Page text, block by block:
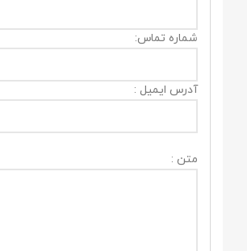
شماره تماس:
آدرس ایمیل :
متن :